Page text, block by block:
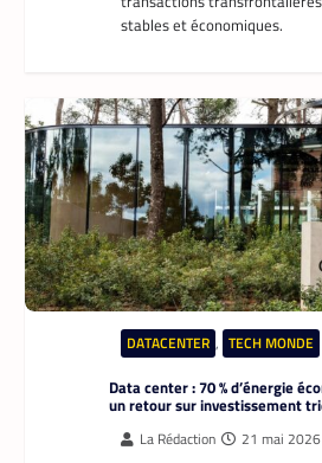
stables et économiques.
DATACENTER , TECH MONDE
Data center : 70 % d’énergie
un retour sur investissement
La Rédaction 21 mai 2026